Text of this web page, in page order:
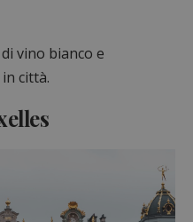
vino bianco e
città.